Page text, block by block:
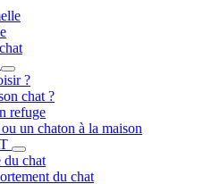
?
chat ?
refuge
un chaton à la maison
du chat
du chat